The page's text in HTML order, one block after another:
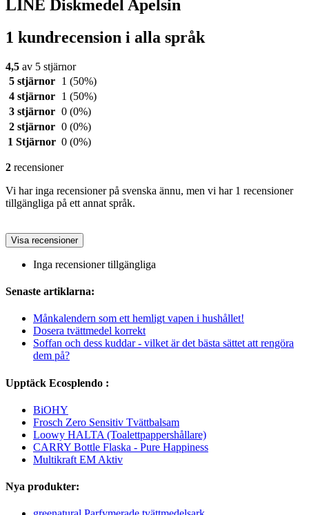
LINE Diskmedel Apelsin
1 kundrecension i alla språk
4,5 av 5 stjärnor
5 stjärnor
1 (50%)
4 stjärnor
1 (50%)
3 stjärnor 0 (0%)
2 stjärnor 0 (0%)
1 Stjärnor 0 (0%)
2 recensioner
Vi har inga recensioner på svenska ännu, men vi har 1 recensioner
tillgängliga på ett annat språk.
Visa recensioner
Inga recensioner tillgängliga
Senaste artiklarna:
Månkalendern som ett hemligt vapen i hushållet!
Dosera tvättmedel korrekt
Soffan och dess kuddar - vilket är det bästa sättet att rengöra
dem på?
Upptäck Ecosplendo :
BiOHY
Frosch Zero Sensitiv Tvättbalsam
Loowy HALTA (Toalettpappershållare)
CARRY Bottle Flaska - Pure Happiness
Multikraft EM Aktiv
Nya produkter: